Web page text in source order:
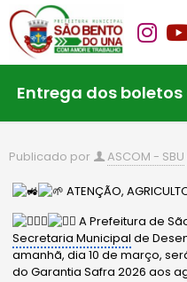
Entrega dos
Publicado por ASCOM - SBU
ATENÇÃO,
A Prefeitura de
Secretaria Municipal de
amanhã, dia 10 de março,
do Garantia Safra 2026 aos